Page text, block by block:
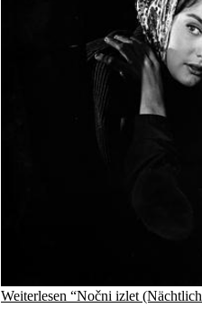
Weiterlesen “Nočni izlet